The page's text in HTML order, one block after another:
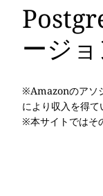
ージ
※Amazonのアソ
により収入を得て
※本サイトではそ